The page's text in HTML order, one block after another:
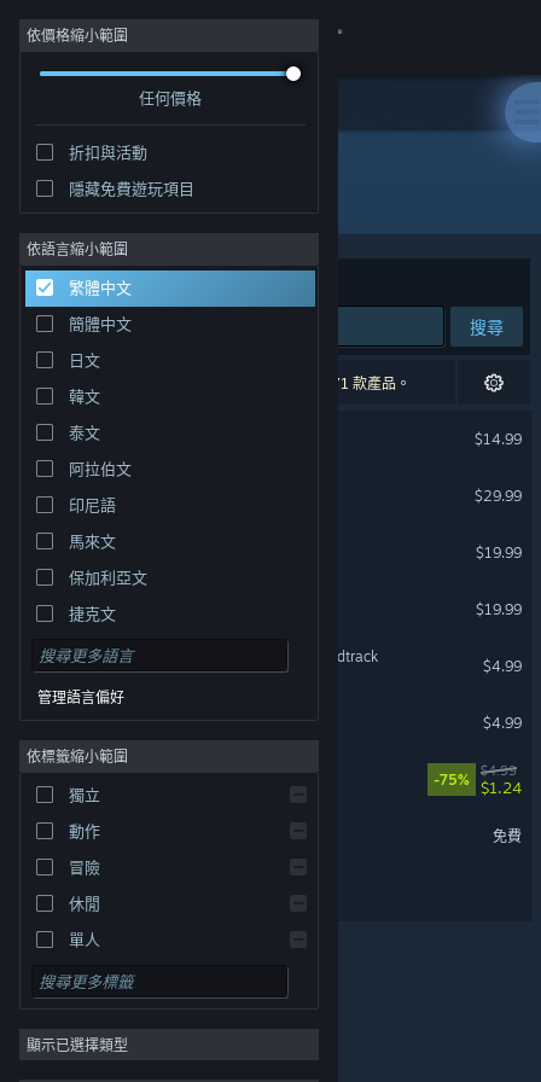
登入
社群
關於
客服
變更語言
取得 Steam 行動應用程式
檢視電腦版網頁
© Valve Corporation. 版權所有。所有商標皆為個別所有
權人在美國與其它國家（地區）之財產。隱私權政策|
法律聲明|輔助功能|Steam 訂戶協議|退款|
Cookie
依價格縮小範圍
任何價格
折扣與活動
隱藏免費遊玩項目
依語言縮小範圍
繁體中文
簡體中文
日文
韓文
泰文
阿拉伯文
印尼語
馬來文
保加利亞文
捷克文
丹麥文
德文
英文
西班牙文 - 西班牙
西班牙文 - 拉丁美洲
希臘文
管理語言偏好
依標籤縮小範圍
獨立
動作
冒險
休閒
單人
模擬
角色扮演
策略
顯示已選擇類型
開發人員: Klei Entertainment
排序依據 相關性
搜尋
9 項相符的搜尋結果。 已根據您的偏好設定排除 71 款產品。
$14.99
$29.99
$19.99
$19.99
Oxygen Not Included Soundtrack
$4.99
$4.99
Invisible, Inc. Soundtrack
-75%
$4.99
$1.24
免費